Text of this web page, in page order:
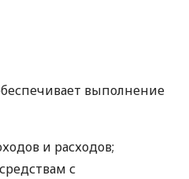
выполнение
и расходов;
с